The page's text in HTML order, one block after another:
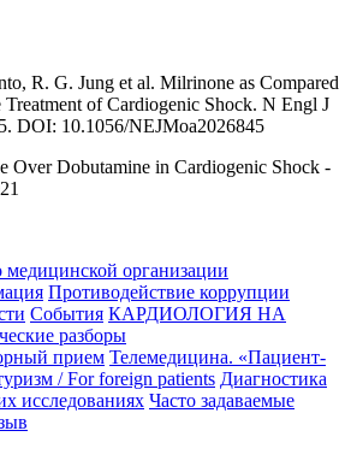
R. G. Jung et al. Milrinone as Compared
of Cardiogenic Shock. N Engl J
DOI: 10.1056/NEJMoa2026845
Over Dobutamine in Cardiogenic Shock -
медицинской организации
Противодействие коррупции
События КАРДИОЛОГИЯ НА
разборы
прием Телемедицина. «Пациент-
/ For foreign patients Диагностика
исследованиях Часто задаваемые